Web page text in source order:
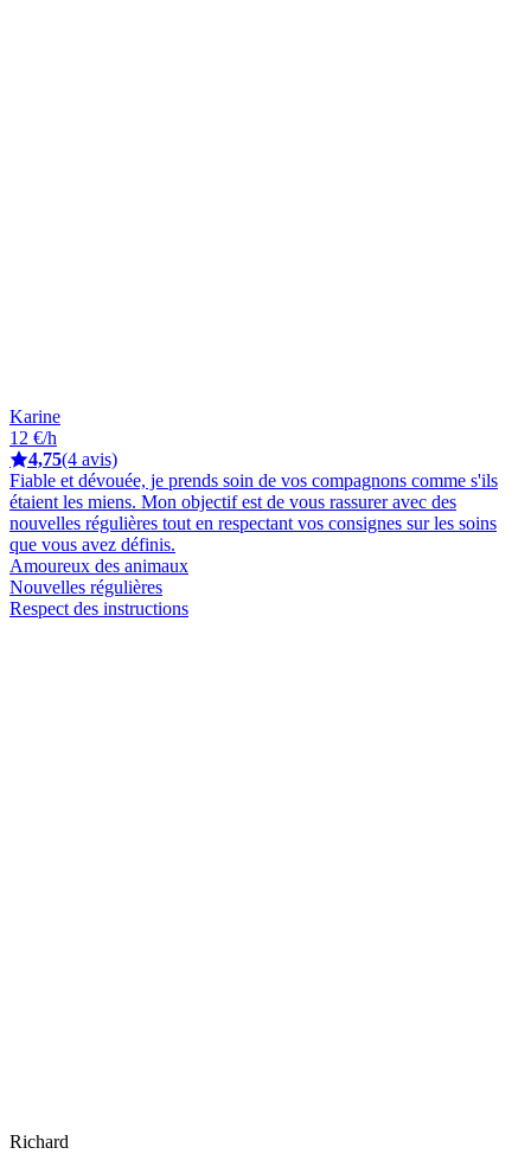
Karine
12 €/h
4,75(4 avis)
Fiable et dévouée, je prends soin de vos compagnons comme s'ils
étaient les miens. Mon objectif est de vous rassurer avec des
nouvelles régulières tout en respectant vos consignes sur les soins
que vous avez définis.
Amoureux des animaux
Nouvelles régulières
Respect des instructions
Richard